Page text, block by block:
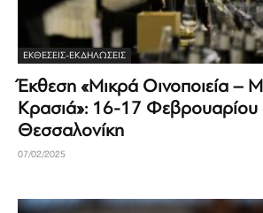
ΕΚΘΈΣΕΙΣ-ΕΚΔΗΛΏΣΕΙΣ
Έκθεση «Μικρά Οινοποιεία –
Κρασιά»: 16-17 Φεβρουαρίου
Θεσσαλονίκη
07/02/2025